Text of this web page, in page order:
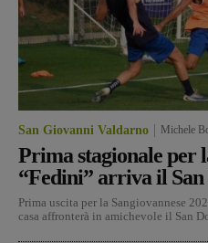
San Giovanni Valdarno Michele
Prima stagionale per
“Fedini” arriva il
Prima uscita per la Sangiovannese
casa affronterà in amichevole il San